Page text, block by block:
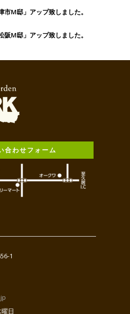
市M邸」アップ致しました。
阪M邸」アップ致しました。
合わせフォーム
1
日